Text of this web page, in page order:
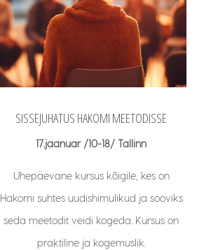
SISSEJUHATUS HAKOMI MEETODISSE
17.jaanuar /10-18/ Tallinn
Ühepäevane kursus kõigile, kes on
Hakomi suhtes uudishimulikud ja sooviks
seda meetodit veidi kogeda. Kursus on
praktiline ja kogemuslik.